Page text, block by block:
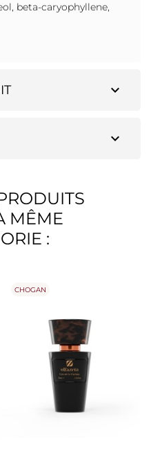
beta-caryophyllene,
expand_more
expand_more
MÊME
:
CHOGAN